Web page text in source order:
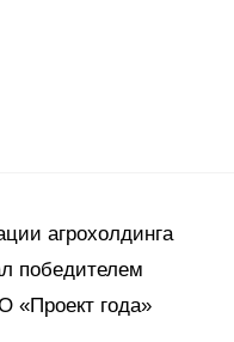
агрохолдинга
победителем
«Проект года»